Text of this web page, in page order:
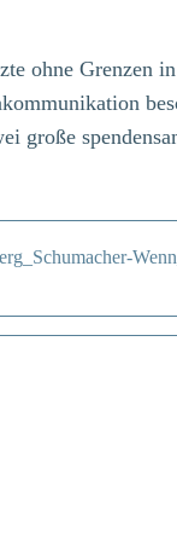
ohne Grenzen
große